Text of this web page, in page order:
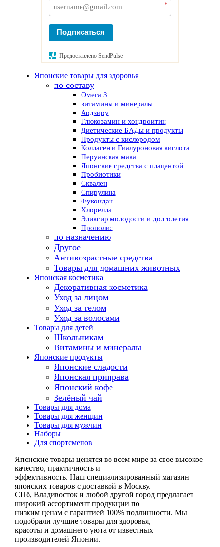
*
Подписаться
Предоставлено SendPulse
Японские товары для здоровья
по составу
Омега 3
витамины и минералы
Аодзиру
Глюкозамин и хондроитин
Диетические БАДы и продукты
Продукты с кислородом
Коллаген и Гиалуроновая кислота
Перуанская мака
Японские средства с плацентой
Пробиотики
Сквален
Спирулина
Фукоидан
Хлорелла
Эликсир молодости и долголетия
Прополис
по назначению
Другое
Антивозрастные средства
Товары для домашних животных
Японская косметика
Декоративная косметика
Уход за лицом
Уход за телом
Уход за волосами
Товары для детей
Школьникам
Витамины и минералы
Японские продукты
Японские сладости
Японская приправа
Японский кофе
Зелёный чай
Товары для дома
Товары для женщин
Товары для мужчин
Наборы
Для спортсменов
Японские товары ценятся во всем мире за свое высокое
качество, практичность и
эффективность. Наш специализированный магазин
японских товаров с доставкой в Москву,
СПб, Владивосток и любой другой город предлагает
широкий ассортимент продукции по
низким ценам с гарантией 100% подлинности. Мы
подобрали лучшие товары для здоровья,
красоты и домашнего уюта от известных
производителей Японии.